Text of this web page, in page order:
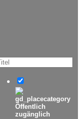
Öffentlich
zugänglich